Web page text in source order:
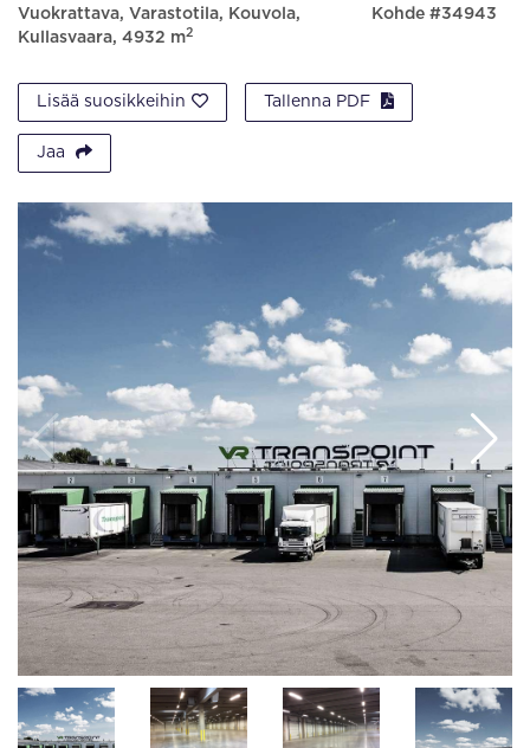
Vuokrattava, Varastotila, Kouvola,
Kullasvaara, 4932 m2
Kohde #34943
Lisää suosikkeihin Tallenna PDF
Jaa